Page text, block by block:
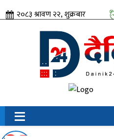
२०८३ श्रावण २२, शुक्रबार